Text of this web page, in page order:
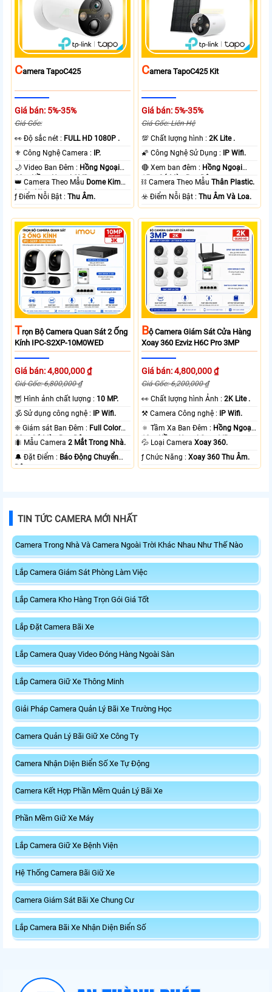
CAmera TapoC425
Giá bán: 5%-35%
Giá Gốc:
️👀 Độ sắc nét : FULL HD 1080P .
⚜️ Công Nghệ Camera :
IP.
🌙 Video Ban Đêm : Hồng Ngoại
10m Hồng Ngoại SMD.
👑 Camera Theo Mẫu Dome Kim
loại + Nhựa.
️ƒ Điểm Nỗi Bật :Thu Âm.
CAmera TapoC425 Kit
Giá bán: 5%-35%
Giá Gốc: Liên Hệ
💯 Chất lượng hình :2K Lite .
🌠 Công Nghệ Sử Dụng :
IP Wifi.
🔴 Xem ban đêm : Hồng Ngoại
15m Có Màu Ban Ðêm.
⛓ Camera Theo MẫuThân Plastic.
️☣️ Điểm Nỗi Bật :Thu Âm Và Loa.
TRọn Bộ Camera Quan Sát 2 Ống
Kính IPC-S2XP-10M0WED
Giá bán: 4,800,000 ₫
Giá Gốc: 6,800,000 ₫
🦉 Hình ảnh chất lượng : 10 MP.
🕉️ Sử dụng công nghệ : IP Wifi.
❈ Giám sát Ban Đêm : Full Color
20m Có Màu Ban Ðêm.
🐜 Mẫu Camera2 Mắt Trong Nhà.
️🔔 Đặt Điểm : Báo Động Chuyển
Động.
BỘ Camera Giám Sát Cửa Hàng
Xoay 360 Ezviz H6C Pro 3MP
Giá bán: 4,800,000 ₫
Giá Gốc: 6,200,000 ₫
️👀 Chất lượng hình Ảnh :2K Lite .
⚒ Camera Công nghệ : IP Wifi.
🔅 Tầm Xa Ban Đêm : Hồng Ngoại
10m Hồng Ngoại Smart IR.
💦 Loại CameraXoay 360.
️ƒ Chức Năng :Xoay 360 Thu Âm.
TIN TỨC CAMERA MỚI NHẤT
Camera Trong Nhà Và Camera Ngoài Trời Khác Nhau Như Thế Nào
Lắp Camera Giám Sát Phòng Làm Việc
Lắp Camera Kho Hàng Trọn Gói Giá Tốt
Lắp Đặt Camera Bãi Xe
Lắp Camera Quay Video Đóng Hàng Ngoài Sàn
Lắp Camera Giữ Xe Thông Minh
Giải Pháp Camera Quản Lý Bãi Xe Trường Học
Camera Quản Lý Bãi Giữ Xe Công Ty
Camera Nhận Diện Biển Số Xe Tự Động
Camera Kết Hợp Phần Mềm Quản Lý Bãi Xe
Phần Mềm Giữ Xe Máy
Lắp Camera Giữ Xe Bệnh Viện
Hệ Thống Camera Bãi Giữ Xe
Camera Giám Sát Bãi Xe Chung Cư
Lắp Camera Bãi Xe Nhận Diện Biển Số